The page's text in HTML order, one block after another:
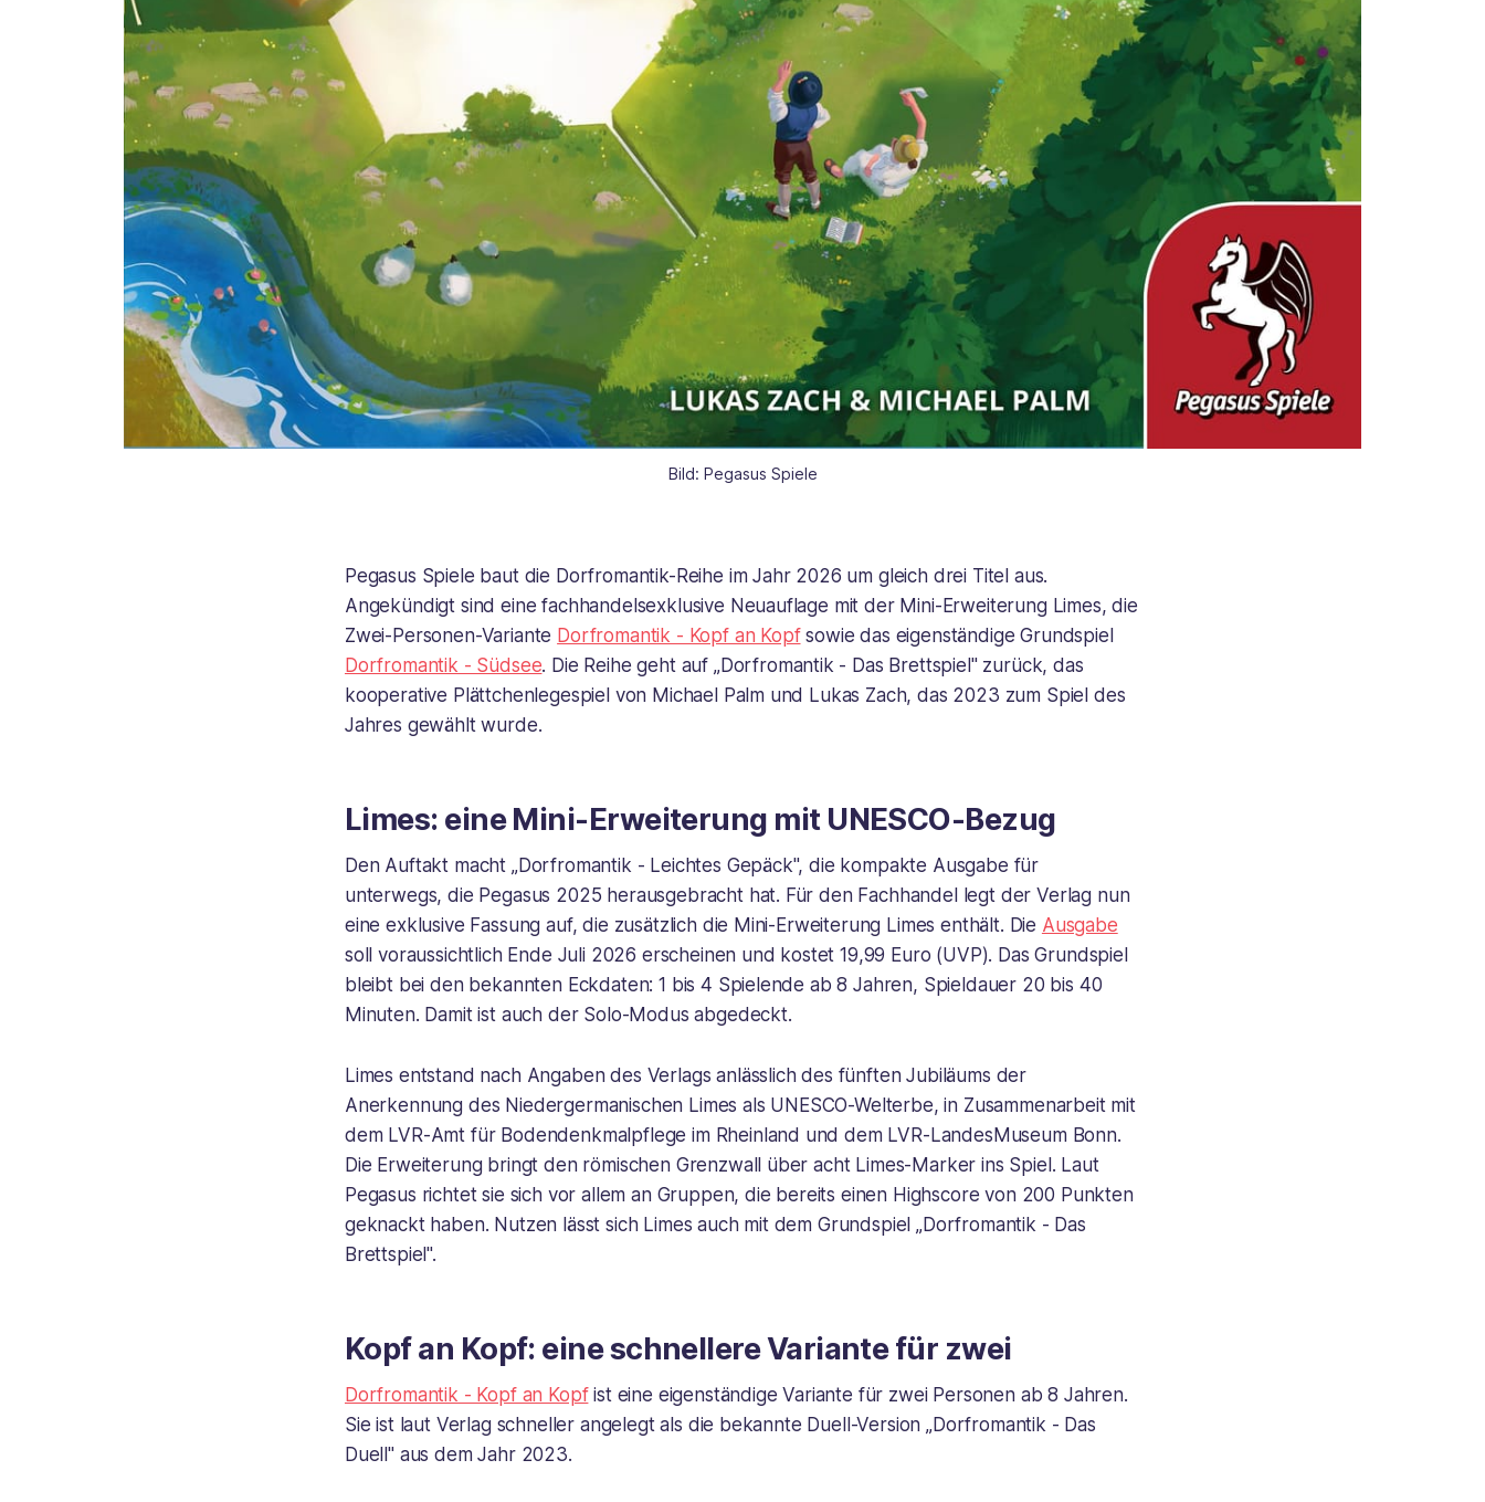
Bild: Pegasus Spiele
Pegasus Spiele baut die Dorfromantik-Reihe im Jahr 2026 um gleich drei Titel aus.
Angekündigt sind eine fachhandelsexklusive Neuauflage mit der Mini-Erweiterung Limes, die
Zwei-Personen-Variante Dorfromantik - Kopf an Kopfsowie das eigenständige Grundspiel
Dorfromantik - Südsee. Die Reihe geht auf „Dorfromantik - Das Brettspiel" zurück, das
kooperative Plättchenlegespiel von Michael Palm und Lukas Zach, das 2023 zum Spiel des
Jahres gewählt wurde.
Limes: eine Mini-Erweiterung mit UNESCO-Bezug
Den Auftakt macht „Dorfromantik - Leichtes Gepäck", die kompakte Ausgabe für
unterwegs, die Pegasus 2025 herausgebracht hat. Für den Fachhandel legt der Verlag nun
eine exklusive Fassung auf, die zusätzlich die Mini-Erweiterung Limes enthält. Die Ausgabe
soll voraussichtlich Ende Juli 2026 erscheinen und kostet 19,99 Euro (UVP). Das Grundspiel
bleibt bei den bekannten Eckdaten: 1 bis 4 Spielende ab 8 Jahren, Spieldauer 20 bis 40
Minuten. Damit ist auch der Solo-Modus abgedeckt.
Limes entstand nach Angaben des Verlags anlässlich des fünften Jubiläums der
Anerkennung des Niedergermanischen Limes als UNESCO-Welterbe, in Zusammenarbeit mit
dem LVR-Amt für Bodendenkmalpflege im Rheinland und dem LVR-LandesMuseum Bonn.
Die Erweiterung bringt den römischen Grenzwall über acht Limes-Marker ins Spiel. Laut
Pegasus richtet sie sich vor allem an Gruppen, die bereits einen Highscore von 200 Punkten
geknackt haben. Nutzen lässt sich Limes auch mit dem Grundspiel „Dorfromantik - Das
Brettspiel".
Kopf an Kopf: eine schnellere Variante für zwei
Dorfromantik - Kopf an Kopfist eine eigenständige Variante für zwei Personen ab 8 Jahren.
Sie ist laut Verlag schneller angelegt als die bekannte Duell-Version „Dorfromantik - Das
Duell" aus dem Jahr 2023.